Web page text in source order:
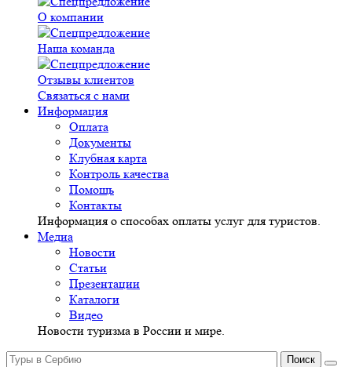
О компании
Наша команда
Отзывы клиентов
Связаться с нами
Информация
Оплата
Документы
Клубная карта
Контроль качества
Помощь
Контакты
Информация о способах оплаты услуг для туристов.
Медиа
Новости
Статьи
Презентации
Каталоги
Видео
Новости туризма в России и мире.